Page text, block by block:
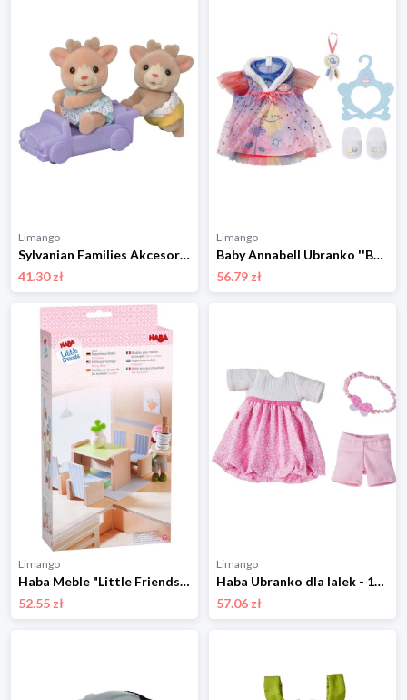
Limango
Sylvanian Families Akcesoria dla lalek "Reindeer twins" - 3+ rozmiar: onesize
41.30 zł
Limango
Baby Annabell Ubranko ''Baby Annabell Sweet Dreams'' dla lalek - 3+ rozmiar: onesize
56.79 zł
Limango
Haba Meble "Little Friends" do domku dla lalek - 3+ rozmiar: onesize
52.55 zł
Limango
Haba Ubranko dla lalek - 18 m+ rozmiar: onesize
57.06 zł